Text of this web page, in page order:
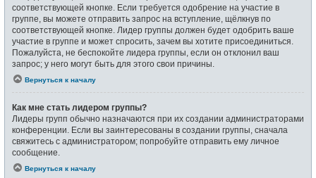
соответствующей кнопке. Если требуется одобрение на участие в
группе, вы можете отправить запрос на вступление, щёлкнув по
соответствующей кнопке. Лидер группы должен будет одобрить ваше
участие в группе и может спросить, зачем вы хотите присоединиться.
Пожалуйста, не беспокойте лидера группы, если он отклонил ваш
запрос; у него могут быть для этого свои причины.
Вернуться к началу
Как мне стать лидером группы?
Лидеры групп обычно назначаются при их создании администраторами
конференции. Если вы заинтересованы в создании группы, сначала
свяжитесь с администратором; попробуйте отправить ему личное
сообщение.
Вернуться к началу